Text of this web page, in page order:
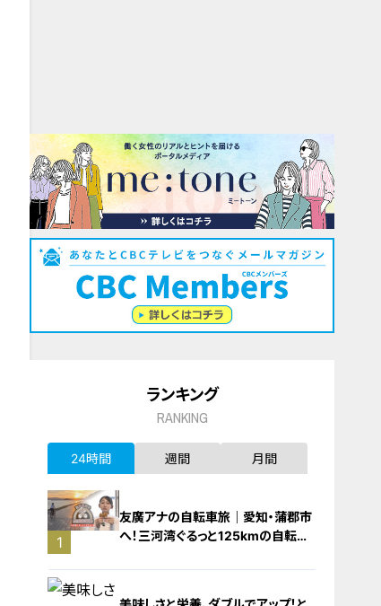
ランキング
RANKING
24時間 週間 月間
1
友廣アナの自転車旅｜愛知・蒲郡市
へ！三河湾ぐるっと125kmの自転車